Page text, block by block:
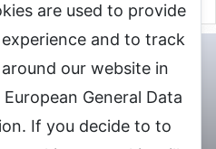
求人.comへお問合せ
DXLIVE 退
イト
レディ求人情報サイト
are used to provide
and to track
our website in
General Data
If you decide to to